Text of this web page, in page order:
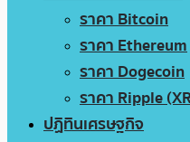
ราคา Bitcoin
ราคา Ethereum
ราคา Dogecoin
ราคา Ripple
ปฏิทินเศรษฐกิจ